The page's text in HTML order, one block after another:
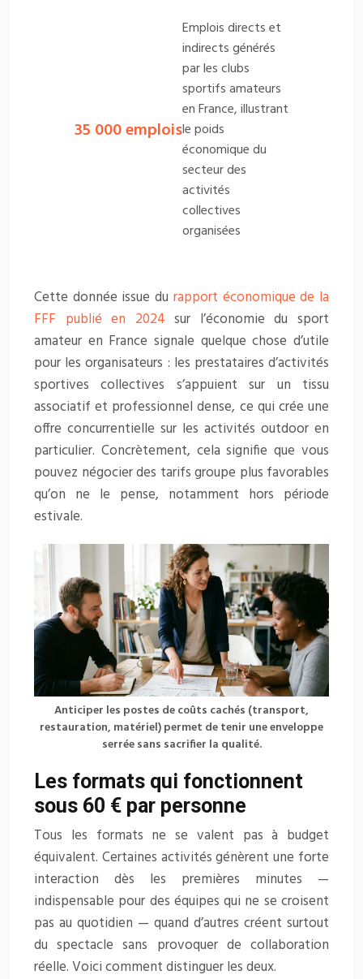
35 000emplois
Emplois directs et
indirects générés
par les clubs
sportifs amateurs
en France, illustrant
le poids
économique du
secteur des
activités
collectives
organisées
Cette donnée issue du rapport économique de la
FFF publié en 2024 sur l’économie du sport
amateur en France signale quelque chose d’utile
pour les organisateurs : les prestataires d’activités
sportives collectives s’appuient sur un tissu
associatif et professionnel dense, ce qui crée une
offre concurrentielle sur les activités outdoor en
particulier. Concrètement, cela signifie que vous
pouvez négocier des tarifs groupe plus favorables
qu’on ne le pense, notamment hors période
estivale.
Anticiper les postes de coûts cachés (transport,
restauration, matériel) permet de tenir une enveloppe
serrée sans sacrifier la qualité.
Les formats qui fonctionnent
sous 60 € par personne
Tous les formats ne se valent pas à budget
équivalent. Certaines activités génèrent une forte
interaction dès les premières minutes —
indispensable pour des équipes qui ne se croisent
pas au quotidien — quand d’autres créent surtout
du spectacle sans provoquer de collaboration
réelle. Voici comment distinguer les deux.